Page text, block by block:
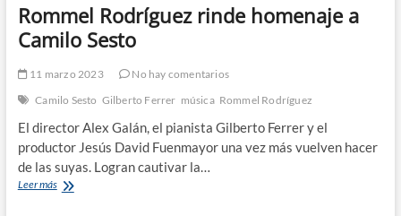
Rommel Rodríguez rinde homenaje a
Camilo Sesto
11 marzo 2023
No hay comentarios
Camilo Sesto Gilberto Ferrer música Rommel Rodríguez
El director Alex Galán, el pianista Gilberto Ferrer y el
productor Jesús David Fuenmayor una vez más vuelven hacer
de las suyas. Logran cautivar la…
Leer másRommel